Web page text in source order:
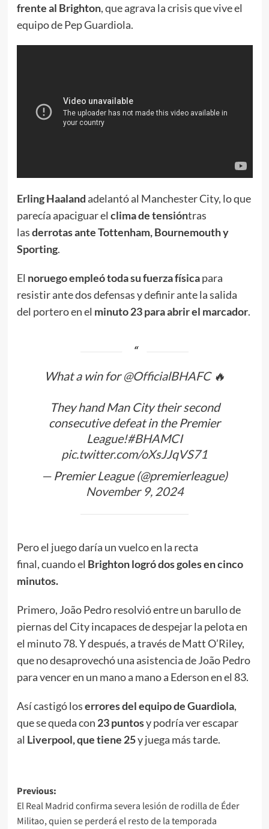
frente al Brighton, que agrava la crisis que vive el
equipo de Pep Guardiola.
Erling Haalandadelantó al Manchester City, lo que
parecía apaciguar el clima de tensióntras
lasderrotas ante Tottenham, Bournemouth y
Sporting.
El noruego empleó toda su fuerza físicapara
resistir ante dos defensas y definir ante la salida
del portero en el minuto 23 para abrir el marcador.
What a win for@OfficialBHAFC🔥
They hand Man City their second
consecutive defeat in the Premier
League!#BHAMCI
pic.twitter.com/oXsJJqVS71
— Premier League (@premierleague)
November 9, 2024
Pero el juego daría un vuelco en la recta
final, cuando el Brighton logró dos goles en cinco
minutos.
Primero, João Pedro resolvió entre un barullo de
piernas del City incapaces de despejar la pelota en
el minuto 78. Y después, a través de Matt O’Riley,
que no desaprovechó una asistencia de João Pedro
para vencer en un mano a mano a Ederson en el 83.
Así castigó loserrores del equipo de Guardiola,
que se queda con 23 puntosy podría ver escapar
al Liverpool, que tiene 25y juega más tarde.
Post
navigation
Previous:
El Real Madrid confirma severa lesión de rodilla de Éder
Militao, quien se perderá el resto de la temporada